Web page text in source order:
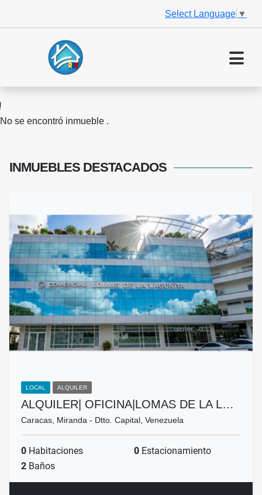
Select Language ▼
No se encontró inmueble .
INMUEBLES DESTACADOS
LOCAL ALQUILER
ALQUILER| OFICINA|LOMAS DE LA L…
Caracas, Miranda - Dtto. Capital, Venezuela
0 Habitaciones 0 Estacionamiento
2 Baños